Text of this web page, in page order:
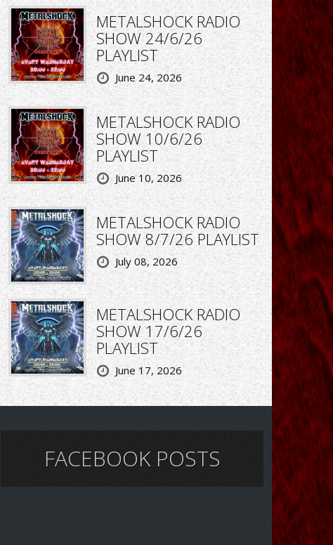
METALSHOCK RADIO
SHOW 24/6/26
PLAYLIST
June 24, 2026
METALSHOCK RADIO
SHOW 10/6/26
PLAYLIST
June 10, 2026
METALSHOCK RADIO
SHOW 8/7/26 PLAYLIST
July 08, 2026
METALSHOCK RADIO
SHOW 17/6/26
PLAYLIST
June 17, 2026
FACEBOOK POSTS